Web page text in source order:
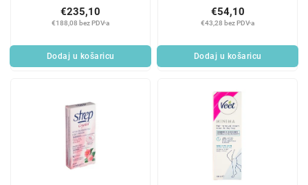
€188,08 bez PDV-a
€235,10
Dodaj u košaricu
€43,28 bez PDV-a
€54,10
Dodaj u košaricu